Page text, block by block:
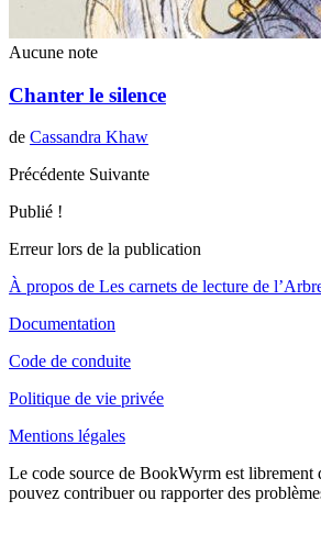
Aucune note
Chanter le silence
de Cassandra Khaw
Précédente Suivante
Publié !
Erreur lors de la publication
À propos de Les carnets de lecture de
Documentation
Code de conduite
Politique de vie privée
Mentions légales
Le code source de BookWyrm est librement
pouvez contribuer ou rapporter des